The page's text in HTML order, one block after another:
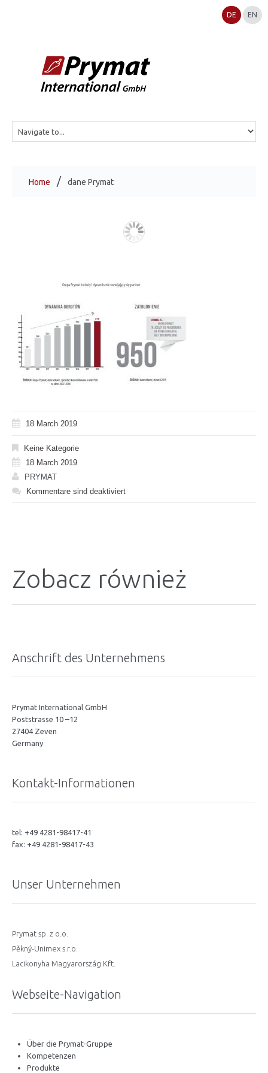
DE EN
Home dane Prymat
18 March 2019
Keine Kategorie
18 March 2019
PRYMAT
Kommentare sind deaktiviert
Zobacz również
Anschrift des Unternehmens
Prymat International GmbH
Poststrasse 10 –12
27404 Zeven
Germany
Kontakt-Informationen
tel: +49 4281-98417-41
fax: +49 4281-98417-43
Unser Unternehmen
Prymat sp. z o.o.
Pěkný-Unimex s.r.o.
Lacikonyha Magyarország Kft.
Webseite-Navigation
Über die Prymat-Gruppe
Kompetenzen
Produkte